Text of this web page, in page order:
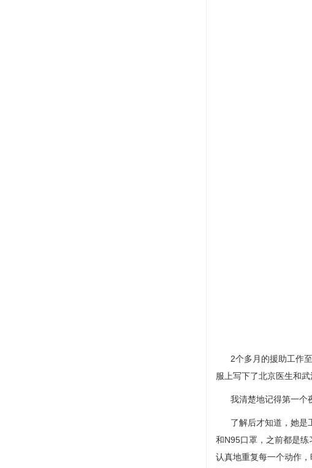
2个多月的援助工作至
服上写下了北京医生和
我清楚地记得第一个夜
了解后才知道，她是
和N95口罩，之前都是练
认真地重复每一个动作